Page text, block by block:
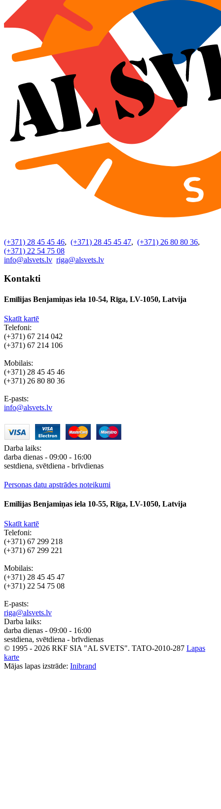
(+371) 28 45 45 46, (+371) 28 45 45 47, (+371) 26 80 80 36,
(+371) 22 54 75 08
info@alsvets.lv riga@alsvets.lv
Kontakti
Emīlijas Benjamiņas iela 10-54, Rīga, LV-1050, Latvija
Skatīt kartē
Telefoni:
(+371) 67 214 042
(+371) 67 214 106
Mobilais:
(+371) 28 45 45 46
(+371) 26 80 80 36
E-pasts:
info@alsvets.lv
Darba laiks:
darba dienas - 09:00 - 16:00
sestdiena, svētdiena - brīvdienas
Personas datu apstrādes noteikumi
Emīlijas Benjamiņas iela 10-55, Rīga, LV-1050, Latvija
Skatīt kartē
Telefoni:
(+371) 67 299 218
(+371) 67 299 221
Mobilais:
(+371) 28 45 45 47
(+371) 22 54 75 08
E-pasts:
riga@alsvets.lv
Darba laiks:
darba dienas - 09:00 - 16:00
sestdiena, svētdiena - brīvdienas
© 1995 - 2026 RKF SIA "AL SVETS". TATO-2010-287 Lapas
karte
Mājas lapas izstrāde: Inibrand